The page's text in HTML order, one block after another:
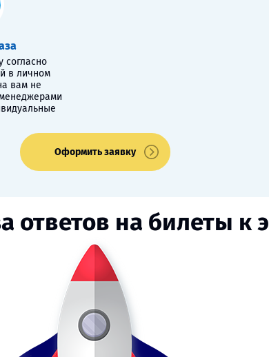
согласно
в личном
вам не
Оформить заявку
ответов на билеты к